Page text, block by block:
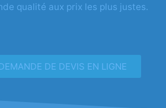
qualité aux prix les plus justes.
DE DEVIS EN LIGNE